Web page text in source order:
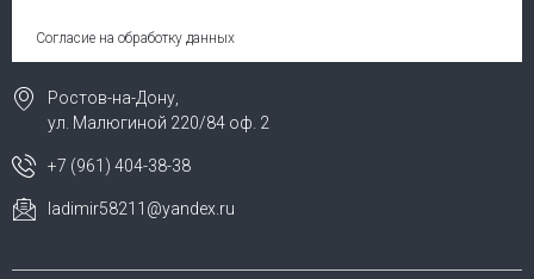
Согласие на обработку данных
Ростов-на-Дону,
ул. Малюгиной 220/84 оф. 2
+7 (961) 404-38-38
ladimir58211@yandex.ru